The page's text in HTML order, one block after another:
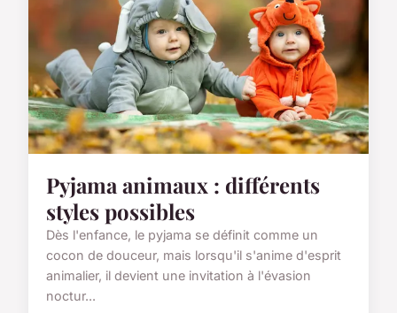
Pyjama animaux : différents
styles possibles
Dès l'enfance, le pyjama se définit comme un
cocon de douceur, mais lorsqu'il s'anime d'esprit
animalier, il devient une invitation à l'évasion
noctur...